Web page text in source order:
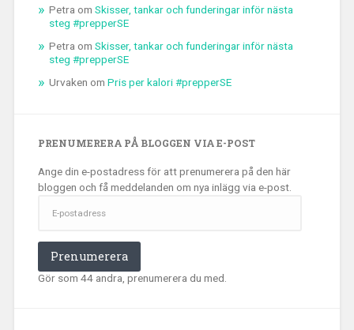
Petra om Skisser, tankar och funderingar inför nästa
steg #prepperSE
Petra om Skisser, tankar och funderingar inför nästa
steg #prepperSE
Urvaken om Pris per kalori #prepperSE
PRENUMERERA PÅ BLOGGEN VIA E-POST
Ange din e-postadress för att prenumerera på den här
bloggen och få meddelanden om nya inlägg via e-post.
postadress
Prenumerera
Gör som 44 andra, prenumerera du med.